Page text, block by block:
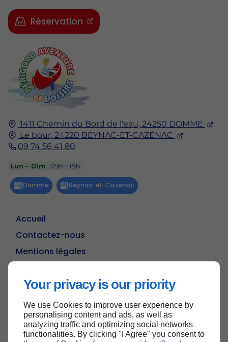
Your privacy is our priority
We use Cookies to improve user experience by
personalising content and ads, as well as
analyzing traffic and optimizing social networks
functionalities. By clicking "I Agree" you consent to
1411 Chemin du Bord de l'eau, 24250 DOMME
Le bour, 24220 BEYNAC-ET-CAZENAC
09 74 56 41 80
Lun – Dim : 09h - 19h
Accueil
Contactez-nous
Mentions légales
Réservation
Haut de page